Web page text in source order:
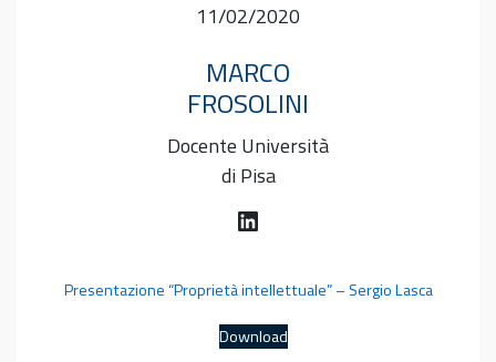
11/02/2020
MARCO
FROSOLINI
Docente Università
di Pisa
LinkedIn
Presentazione “Proprietà intellettuale” – Sergio Lasca
Download